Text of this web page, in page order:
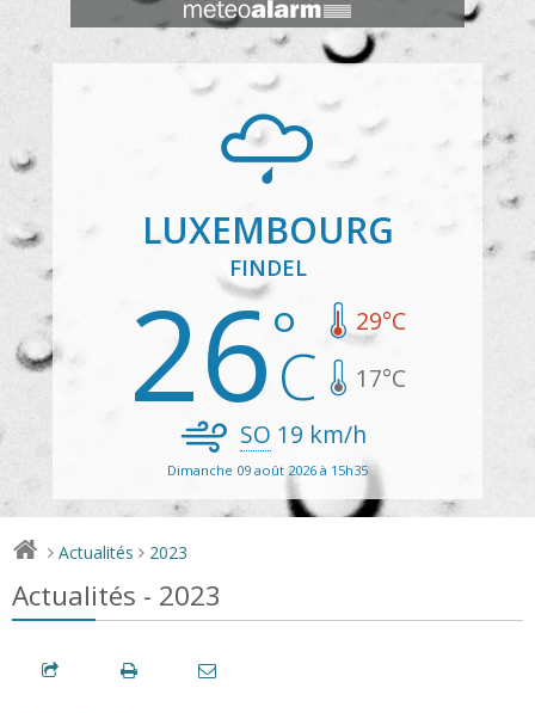
LUXEMBOURG
FINDEL
26 29°C
17°C
SO 19 km/h
Dimanche 09 août 2026 à 15h35
> Actualités > 2023
Actualités - 2023